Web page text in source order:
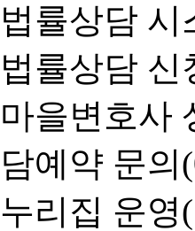
법률상담 시
법률상담 신
마을변호사
담예약 문의
누리집 운영